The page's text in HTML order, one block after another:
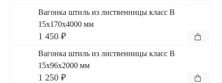
Вагонка штиль из лиственницы класс В
15x170x4000 мм
1 450 ₽
Вагонка штиль из лиственницы класс В
15x96x2000 мм
1 250 ₽